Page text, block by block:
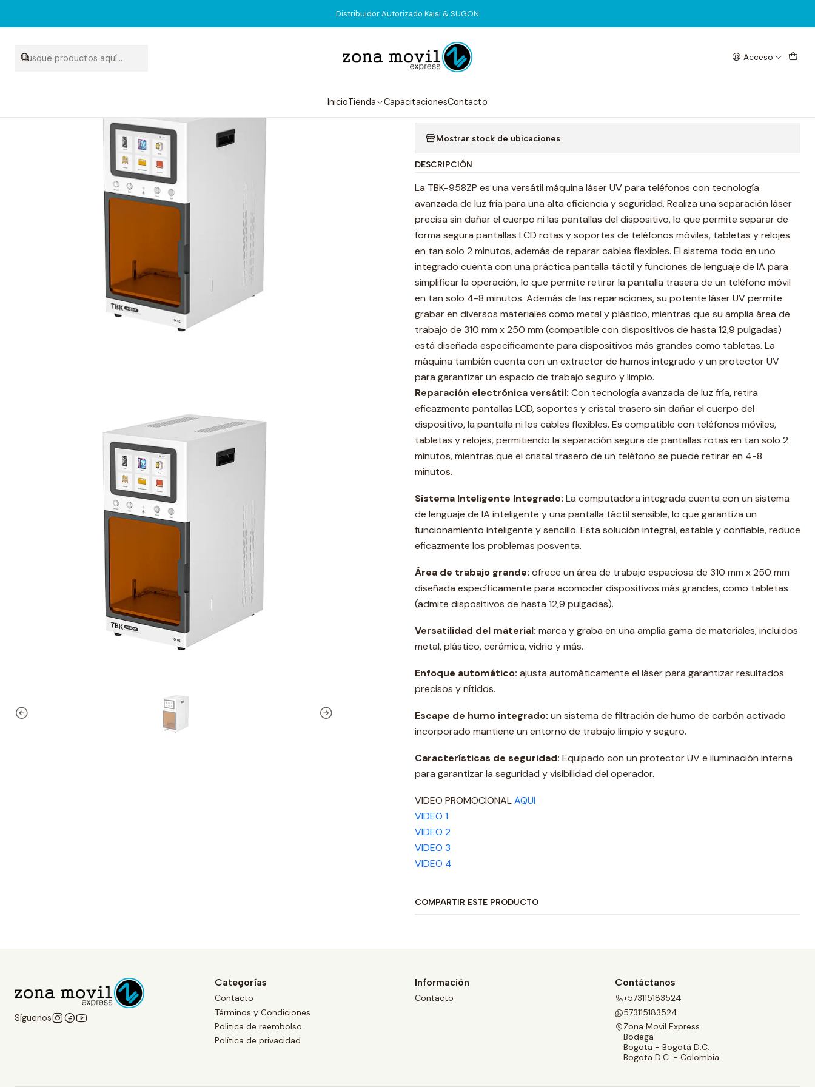
Acceso
InicioTienda CapacitacionesContacto
Distribuidor Autorizado Kaisi & SUGON
Tienda Equipos Máquina láser UV TBK 958ZP
|
Máquina láser UV TBK 958ZP
Agregar a la lista de favoritos
Mostrar stock de ubicaciones
DESCRIPCIÓN
La TBK-958ZP es una versátil máquina láser UV para teléfonos con tecnología
avanzada de luz fría para una alta eficiencia y seguridad. Realiza una separación láser
precisa sin dañar el cuerpo ni las pantallas del dispositivo, lo que permite separar de
forma segura pantallas LCD rotas y soportes de teléfonos móviles, tabletas y relojes
en tan solo 2 minutos, además de reparar cables flexibles. El sistema todo en uno
integrado cuenta con una práctica pantalla táctil y funciones de lenguaje de IA para
simplificar la operación, lo que permite retirar la pantalla trasera de un teléfono móvil
en tan solo 4-8 minutos. Además de las reparaciones, su potente láser UV permite
grabar en diversos materiales como metal y plástico, mientras que su amplia área de
trabajo de 310 mm x 250 mm (compatible con dispositivos de hasta 12,9 pulgadas)
está diseñada específicamente para dispositivos más grandes como tabletas. La
máquina también cuenta con un extractor de humos integrado y un protector UV
para garantizar un espacio de trabajo seguro y limpio.
Reparación electrónica versátil: Con tecnología avanzada de luz fría, retira
eficazmente pantallas LCD, soportes y cristal trasero sin dañar el cuerpo del
dispositivo, la pantalla ni los cables flexibles. Es compatible con teléfonos móviles,
tabletas y relojes, permitiendo la separación segura de pantallas rotas en tan solo 2
minutos, mientras que el cristal trasero de un teléfono se puede retirar en 4-8
minutos.
Sistema Inteligente Integrado: La computadora integrada cuenta con un sistema
de lenguaje de IA inteligente y una pantalla táctil sensible, lo que garantiza un
funcionamiento inteligente y sencillo. Esta solución integral, estable y confiable, reduce
eficazmente los problemas posventa.
Área de trabajo grande: ofrece un área de trabajo espaciosa de 310 mm x 250 mm
diseñada específicamente para acomodar dispositivos más grandes, como tabletas
(admite dispositivos de hasta 12,9 pulgadas).
Versatilidad del material: marca y graba en una amplia gama de materiales, incluidos
metal, plástico, cerámica, vidrio y más.
Enfoque automático: ajusta automáticamente el láser para garantizar resultados
precisos y nítidos.
Escape de humo integrado: un sistema de filtración de humo de carbón activado
incorporado mantiene un entorno de trabajo limpio y seguro.
Características de seguridad: Equipado con un protector UV e iluminación interna
para garantizar la seguridad y visibilidad del operador.
VIDEO PROMOCIONALAQUI
VIDEO 1
VIDEO 2
VIDEO 3
VIDEO 4
COMPARTIR ESTE PRODUCTO
Síguenos
Categorías
Contacto
Términos y Condiciones
Politica de reembolso
Política de privacidad
Información
Contacto
Contáctanos
+573115183524
573115183524
Zona Movil Express
Bodega
Bogota - Bogotá D.C.
Bogota D.C. - Colombia